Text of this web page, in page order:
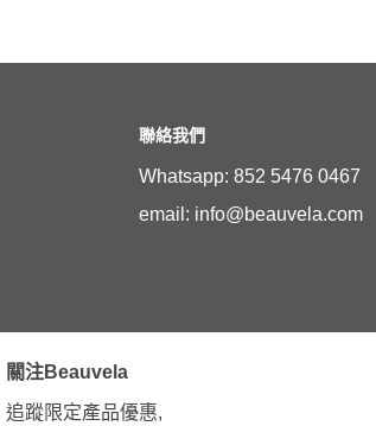
聯絡我們
Whatsapp: 852 5476 0467
email: info@beauvela.com
關注Beauvela
追蹤限定產品優惠,